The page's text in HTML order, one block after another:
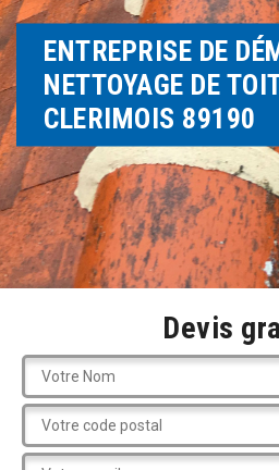
ENTREPRISE DE
NETTOYAGE DE
CLERIMOIS 89190
Devis